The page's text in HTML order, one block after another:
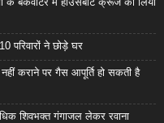
परिवारों ने छोड़े घर
कराने पर गैस आपूर्ति हो सकती है
शिवभक्त गंगाजल लेकर रवाना